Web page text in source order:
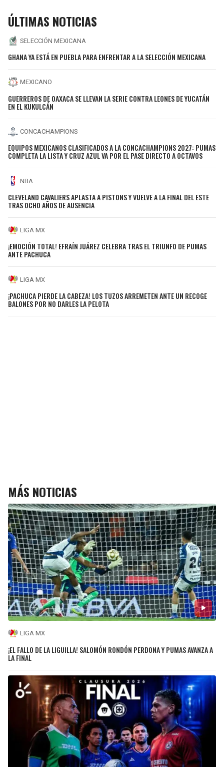
ÚLTIMAS NOTICIAS
SELECCIÓN MEXICANA
GHANA YA ESTÁ EN PUEBLA PARA ENFRENTAR A LA SELECCIÓN MEXICANA
MEXICANO
GUERREROS DE OAXACA SE LLEVAN LA SERIE CONTRA LEONES DE YUCATÁN
EN EL KUKULCÁN
CONCACHAMPIONS
EQUIPOS MEXICANOS CLASIFICADOS A LA CONCACHAMPIONS 2027: PUMAS
COMPLETA LA LISTA Y CRUZ AZUL VA POR EL PASE DIRECTO A OCTAVOS
NBA
CLEVELAND CAVALIERS APLASTA A PISTONS Y VUELVE A LA FINAL DEL ESTE
TRAS OCHO AÑOS DE AUSENCIA
LIGA MX
¡EMOCIÓN TOTAL! EFRAÍN JUÁREZ CELEBRA TRAS EL TRIUNFO DE PUMAS
ANTE PACHUCA
LIGA MX
¡PACHUCA PIERDE LA CABEZA! LOS TUZOS ARREMETEN ANTE UN RECOGE
BALONES POR NO DARLES LA PELOTA
MÁS NOTICIAS
LIGA MX
¡EL FALLO DE LA LIGUILLA! SALOMÓN RONDÓN PERDONA Y PUMAS AVANZA A
LA FINAL